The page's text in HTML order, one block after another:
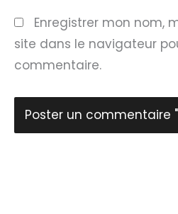
Enregistrer mon nom,
site dans le navigateur
commentaire.